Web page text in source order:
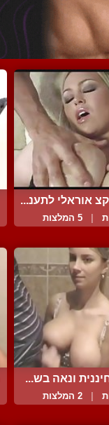
אוראלי לתענ...
| 5 המלצות
ונאה בש...
| 2 המלצות